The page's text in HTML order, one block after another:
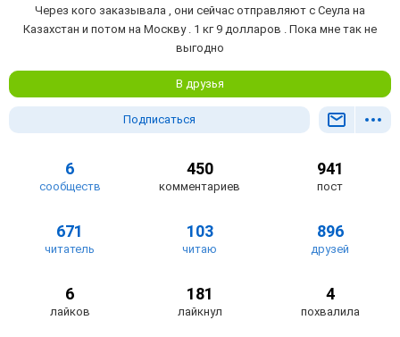
Через кого заказывала , они сейчас отправляют с Сеула на
Казахстан и потом на Москву . 1 кг 9 долларов . Пока мне так не
выгодно
В друзья
Подписаться
6
сообществ
450
комментариев
941
пост
671
читатель
103
читаю
896
друзей
6
лайков
181
лайкнул
4
похвалила